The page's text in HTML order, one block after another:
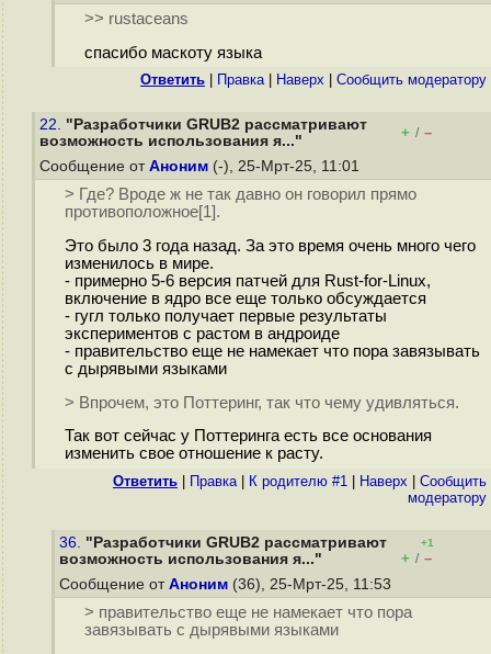
>> rustaceans
спасибо маскоту языка
Ответить Правка| Наверх Cообщить модератору
22. "Разработчики GRUB2 рассматривают
возможность использования я..."
+ / –
Сообщение от Аноним (-), 25-Мрт-25, 11:01
> Где? Вроде ж не так давно он говорил прямо
противоположное[1].
Это было 3 года назад. За это время очень много чего
изменилось в мире.
- примерно 5-6 версия патчей для Rust-for-Linux,
включение в ядро все еще только обсуждается
- гугл только получает первые результаты
экспериментов с растом в андроиде
- правительство еще не намекает что пора завязывать
с дырявыми языками
> Впрочем, это Поттеринг, так что чему удивляться.
Так вот сейчас у Поттеринга есть все основания
изменить свое отношение к расту.
Ответить Правка| К родителю #1 Наверх
Cообщить
модератору
36. "Разработчики GRUB2 рассматривают
возможность использования я..."
+1
+ / –
Сообщение от Аноним (36), 25-Мрт-25, 11:53
> правительство еще не намекает что пора
завязывать с дырявыми языками